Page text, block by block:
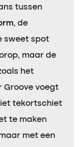
tussen
, de
sweet spot
maar de
het
Groove voegt
tekortschiet
te maken
met een